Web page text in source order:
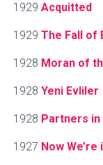
1929 Acquitted
1929 The Fall of
1928 Moran of
1928 Yeni Evliler
1928 Partners in
1927 Now We’re